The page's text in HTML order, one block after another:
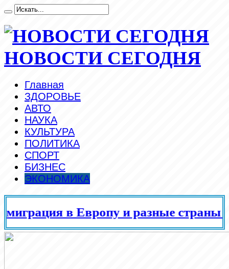
НОВОСТИ СЕГОДНЯ
Главная
ЗДОРОВЬЕ
АВТО
НАУКА
КУЛЬТУРА
ПОЛИТИКА
СПОРТ
БИЗНЕС
ЭКОНОМИКА
в Европу и разные страны